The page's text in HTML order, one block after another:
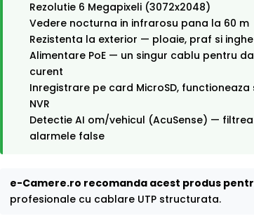
Rezolutie 6 Megapixeli (3072x2048)
Vedere nocturna in infrarosu pana la 60 m
Rezistenta la exterior — ploaie, praf si
Alimentare PoE — un singur cablu pentru
curent
Inregistrare pe card MicroSD, functioneaza
NVR
Detectie AI om/vehicul (AcuSense) —
alarmele false
e-Camere.ro recomanda acest produs
profesionale cu cablare UTP structurata.